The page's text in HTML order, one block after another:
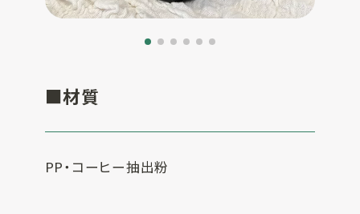
ッズ
SUS supply
コラム
ECサイト
■材質
PP・コーヒー抽出粉